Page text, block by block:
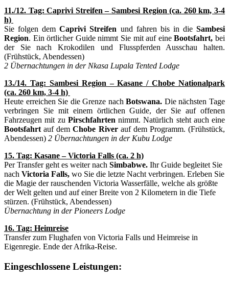
11./12. Tag: Caprivi Streifen – Sambesi Region (ca. 260 km, 3-4
h)
Sie folgen demCaprivi Streifen und fahren bis in dieSambesi
Region. Ein örtlicher Guide nimmt Sie mit auf eineBootsfahrt, bei
der Sie nach Krokodilen und Flusspferden Ausschau halten.
(Frühstück, Abendessen)
2 Übernachtungen in der Nkasa Lupala Tented Lodge
13./14. Tag: Sambesi Region – Kasane / Chobe Nationalpark
(ca. 260 km, 3-4 h)
Heute erreichen Sie die Grenze nachBotswana. Die nächsten Tage
verbringen Sie mit einem örtlichen Guide, der Sie auf offenen
Fahrzeugen mit zu Pirschfahrten nimmt. Natürlich steht auch eine
Bootsfahrt auf demChobe Riverauf dem Programm. (Frühstück,
Abendessen) 2 Übernachtungen in der Kubu Lodge
15. Tag: Kasane – Victoria Falls (ca. 2 h)
Per Transfer geht es weiter nach Simbabwe. Ihr Guide begleitet Sie
nach Victoria Falls, wo Sie die letzte Nacht verbringen. Erleben Sie
die Magie der rauschenden Victoria Wasserfälle, welche als größte
der Welt gelten und auf einer Breite von 2 Kilometern in die Tiefe
stürzen. (Frühstück, Abendessen)
Übernachtung in der Pioneers Lodge
16. Tag: Heimreise
Transfer zum Flughafen von Victoria Falls und Heimreise in
Eigenregie. Ende der Afrika-Reise.
Eingeschlossene Leistungen: